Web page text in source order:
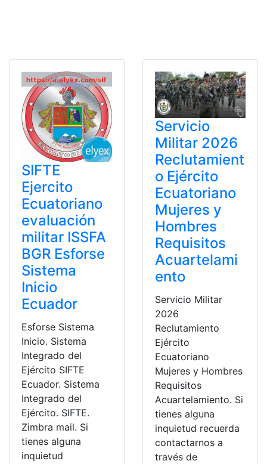
SIFTE
Ejercito
Ecuatoriano
evaluación
militar ISSFA
BGR Esforse
Sistema
Inicio
Ecuador
Esforse Sistema
Inicio. Sistema
Integrado del
Ejército SIFTE
Ecuador. Sistema
Integrado del
Ejército. SIFTE.
Zimbra mail. Si
tienes alguna
inquietud
Servicio
Militar 2026
Reclutamient
o Ejército
Ecuatoriano
Mujeres y
Hombres
Requisitos
Acuartelami
ento
Servicio Militar
2026
Reclutamiento
Ejército
Ecuatoriano
Mujeres y Hombres
Requisitos
Acuartelamiento. Si
tienes alguna
inquietud recuerda
contactarnos a
través de